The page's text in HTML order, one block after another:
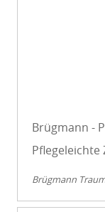
Brügmann -
Pflegeleichte
Brügmann